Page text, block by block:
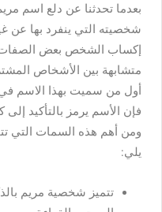
بعدما تحدثنا عن دلع اسم
شخصيته التي ينفرد بها عن
إكساب الشخص بعض الصفات
متشابهة بين الأشخاص
أول من سميت بهذا الاسم في
فإن الأسم يرمز بالتأكيد
ومن أهم هذه السمات التي
يلي:
تتميز شخصية مريم